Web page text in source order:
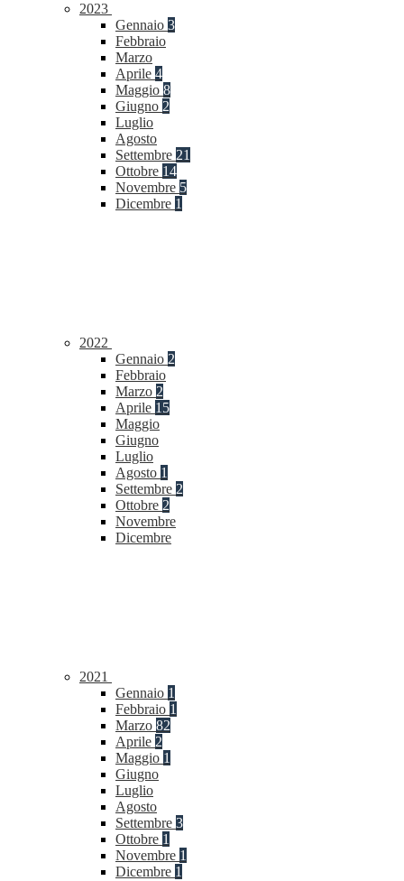
2023
Gennaio 3
Febbraio
Marzo
Aprile 4
Maggio 8
Giugno 2
Luglio
Agosto
Settembre 21
Ottobre 14
Novembre 5
Dicembre 1
2022
Gennaio 2
Febbraio
Marzo 2
Aprile 15
Maggio
Giugno
Luglio
Agosto 1
Settembre 2
Ottobre 2
Novembre
Dicembre
2021
Gennaio 1
Febbraio 1
Marzo 82
Aprile 2
Maggio 1
Giugno
Luglio
Agosto
Settembre 3
Ottobre 1
Novembre 1
Dicembre 1